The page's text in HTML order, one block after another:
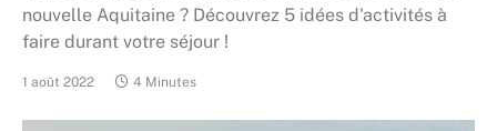
nouvelle Aquitaine ? Découvrez 5 idées d'activités à
faire durant votre séjour !
1 août 2022 4 Minutes